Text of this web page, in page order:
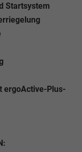
Startsystem
ergoActive-Plus-